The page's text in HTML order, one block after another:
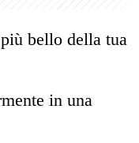
bello della tua
in una